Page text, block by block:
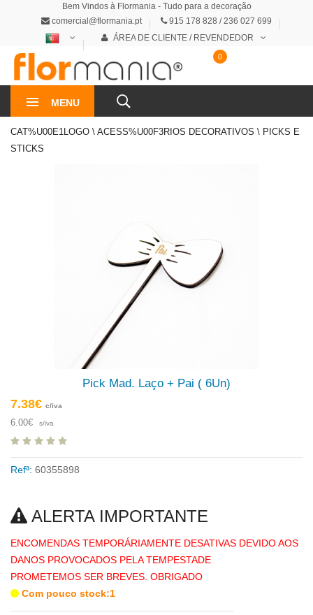
Bem Vindos à Flormania - Tudo para a decoração
comercial@flormania.pt
915 178 828 / 236 027 699
ÁREA DE CLIENTE / REVENDEDOR
MENU
0
CAT%U00E1LOGO \ ACESS%U00F3RIOS DECORATIVOS \ PICKS E
STICKS
Pick Mad. Laço + Pai ( 6Un)
7.38€ c/iva
6.00€ s/iva
Refª: 60355898
ALERTA IMPORTANTE
ENCOMENDAS TEMPORÁRIAMENTE DESATIVAS DEVIDO AOS
DANOS PROVOCADOS PELA TEMPESTADE
PROMETEMOS SER BREVES. OBRIGADO
Com pouco stock:1